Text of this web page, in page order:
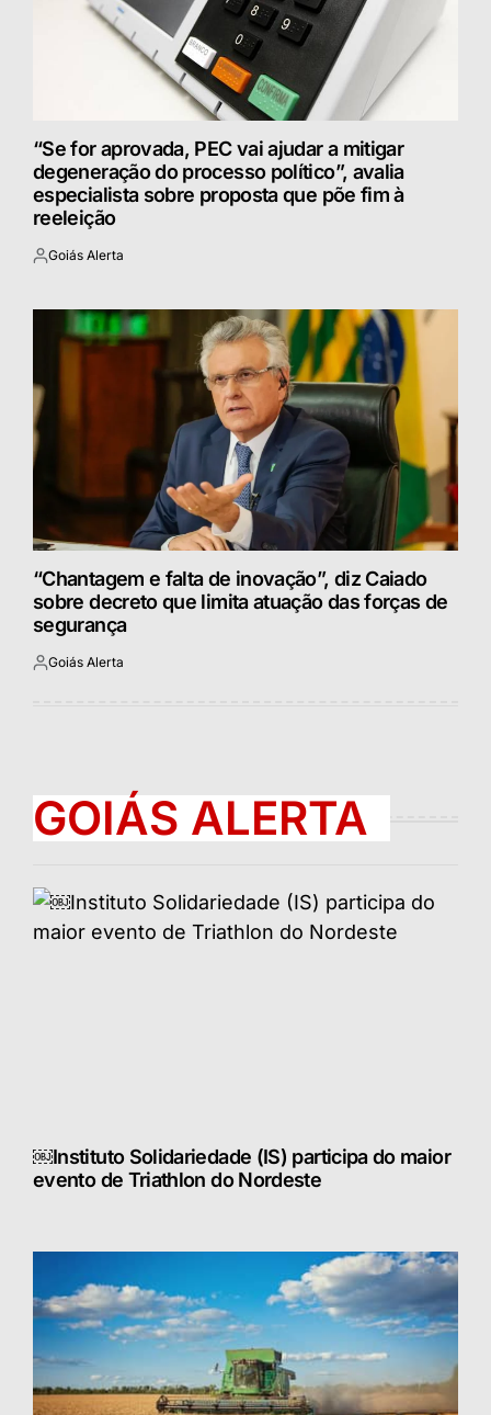
“Se for aprovada, PEC vai ajudar a mitigar
degeneração do processo político”, avalia
especialista sobre proposta que põe fim à
reeleição
Postado
Goiás Alerta
“Chantagem e falta de inovação”, diz Caiado
sobre decreto que limita atuação das forças de
segurança
Postado
Goiás Alerta
GOIÁS ALERTA
￼Instituto Solidariedade (IS) participa do maior
evento de Triathlon do Nordeste